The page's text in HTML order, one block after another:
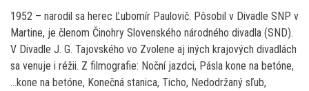
1952 – narodil sa herec Ľubomír Paulovič. Pôsobil v Divadle SNP v
Martine, je členom Činohry Slovenského národného divadla (SND).
V Divadle J. G. Tajovského vo Zvolene aj iných krajových divadlách
sa venuje i réžii. Z filmografie: Noční jazdci, Pásla kone na betóne,
…kone na betóne, Konečná stanica, Ticho, Nedodržaný sľub,